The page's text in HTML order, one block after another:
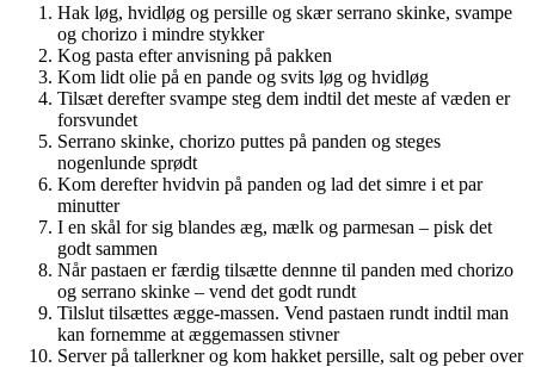
Hak løg, hvidløg og persille og skær serrano skinke, svampe
og chorizo i mindre stykker
Kog pasta efter anvisning på pakken
Kom lidt olie på en pande og svits løg og hvidløg
Tilsæt derefter svampe steg dem indtil det meste af væden er
forsvundet
Serrano skinke, chorizo puttes på panden og steges
nogenlunde sprødt
Kom derefter hvidvin på panden og lad det simre i et par
minutter
I en skål for sig blandes æg, mælk og parmesan – pisk det
godt sammen
Når pastaen er færdig tilsætte dennne til panden med chorizo
og serrano skinke – vend det godt rundt
Tilslut tilsættes ægge-massen. Vend pastaen rundt indtil man
kan fornemme at æggemassen stivner
Server på tallerkner og kom hakket persille, salt og peber over